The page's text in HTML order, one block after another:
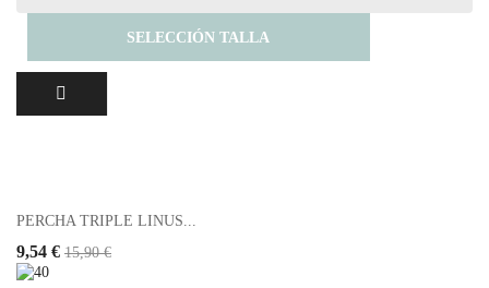
SELECCIÓN TALLA
PERCHA TRIPLE LINUS...
9,54 € 15,90 €